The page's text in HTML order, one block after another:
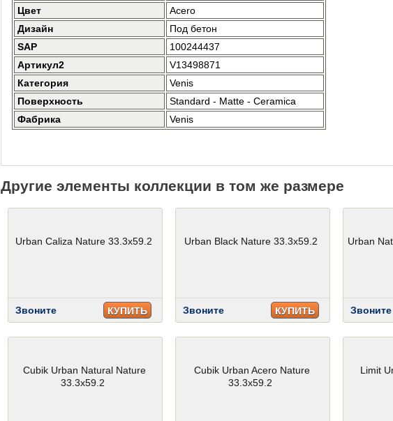
Цвет
Acero
Дизайн
Под бетон
SAP
100244437
Артикул2
V13498871
Категория
Venis
Поверхность
Standard - Matte - Ceramica
Фабрика
Venis
Другие элементы коллекции в том же размере
Urban Caliza Nature 33.3x59.2
Звоните КУПИТЬ
Urban Black Nature 33.3x59.2
Звоните КУПИТЬ
Urban
Звоните
Cubik Urban Natural Nature
33.3x59.2
Cubik Urban Acero Nature
33.3x59.2
Limit